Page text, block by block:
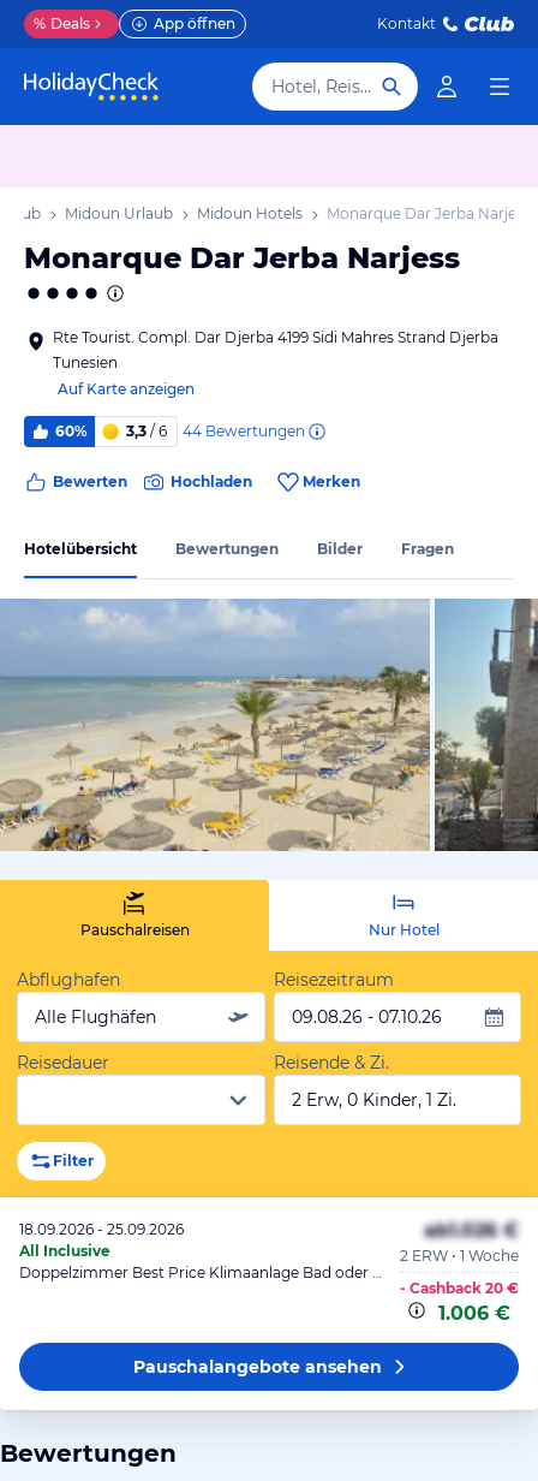
% Deals App öffnen Kontakt
Hotel, Reiseziel
Midoun Urlaub Midoun Hotels Monarque Dar Jerba Narjess
Monarque Dar Jerba Narjess
Rte Tourist. Compl. Dar Djerba 4199 Sidi Mahres Strand Djerba
Tunesien
Auf Karte anzeigen
60% 3,3 / 6 44 Bewertungen
Bewerten Hochladen Merken
Hotelübersicht Bewertungen Bilder Fragen
vom
Pauschalreisen Nur Hotel
Abflughafen
Alle Flughäfen
Reisezeitraum
09.08.26 - 07.10.26
Reisedauer
Reisende & Zi.
2 Erw, 0 Kinder, 1 Zi.
Filter
18.09.2026 - 25.09.2026
All Inclusive
Doppelzimmer Best Price Klimaanlage Bad oder Dusche Balkon o. Te
ab1.026 €
2 ERW • 1 Woche
- Cashback 20 €
1.006 €
Pauschalangeboteansehen
Bewertungen